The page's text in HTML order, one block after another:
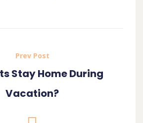
Prev Post
Stay Home During
Vacation?